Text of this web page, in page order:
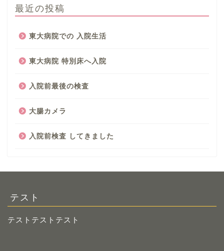
最近の投稿
東大病院での 入院生活
東大病院 特別床へ入院
入院前最後の検査
大腸カメラ
入院前検査 してきました
テスト
テストテストテスト